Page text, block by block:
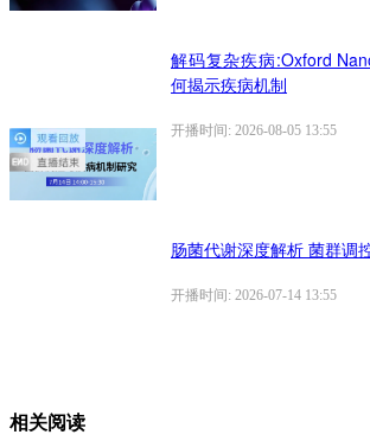
解码复杂疾病:Oxford
何揭示疾病机制
开播时间: 2026-08-05 13:55
肠菌代谢深度解析 菌群调
开播时间: 2026-07-14 13:55
相关阅读